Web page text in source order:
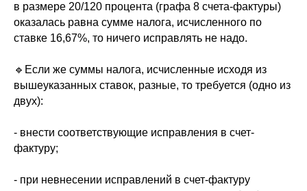
в размере 20/120 процента (графа 8 счета-фактуры)
оказалась равна сумме налога, исчисленного по
ставке 16,67%, то ничего исправлять не надо.
🔹Если же суммы налога, исчисленные исходя из
вышеуказанных ставок, разные, то требуется (одно из
двух):
- внести соответствующие исправления в счет-
фактуру;
- при невнесении исправлений в счет-фактуру